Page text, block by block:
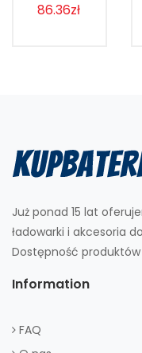
86.36zł
Już ponad 15 lat
ładowarki i akcesoria
Dostępność
Information
FAQ